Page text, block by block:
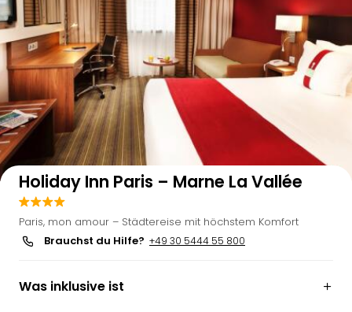
Auf der Karte anzeigen
Holiday Inn Paris – Marne La Vallée
Paris, mon amour – Städtereise mit höchstem Komfort
Brauchst du Hilfe? +49 30 5444 55 800
Was inklusive ist